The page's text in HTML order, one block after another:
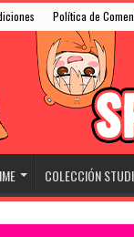
Política de
COLECCIÓN